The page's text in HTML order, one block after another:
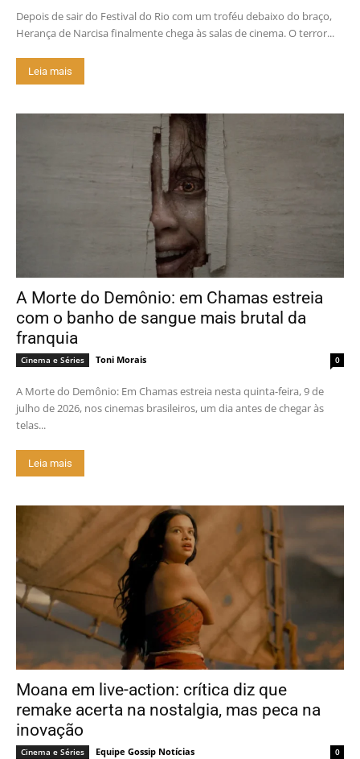
Depois de sair do Festival do Rio com um troféu debaixo do braço,
Herança de Narcisa finalmente chega às salas de cinema. O terror...
Leia mais
A Morte do Demônio: em Chamas estreia
com o banho de sangue mais brutal da
franquia
Cinema e Séries Toni Morais 0
A Morte do Demônio: Em Chamas estreia nesta quinta-feira, 9 de
julho de 2026, nos cinemas brasileiros, um dia antes de chegar às
telas...
Leia mais
Moana em live-action: crítica diz que
remake acerta na nostalgia, mas peca na
inovação
Cinema e Séries Equipe Gossip Notícias 0